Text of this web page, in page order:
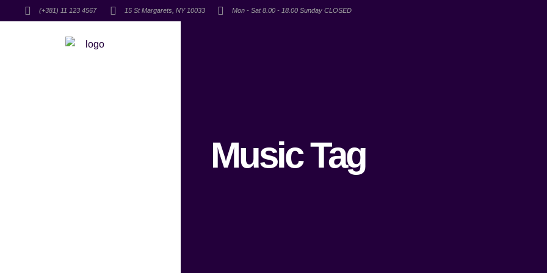
(+381) 11 123 4567 15 St Margarets, NY 10033 Mon - Sat 8.00 - 18.00 Sunday CLOSED
Music Tag